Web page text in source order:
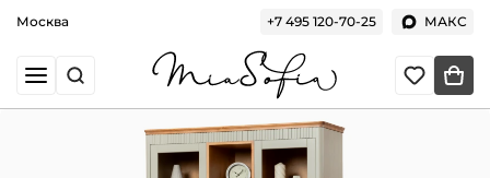
Москва +7 495 120-70-25 МАКС